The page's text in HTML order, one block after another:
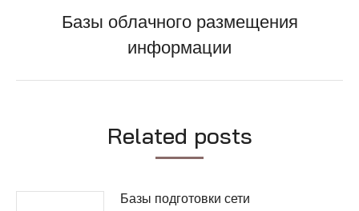
Next
post:
Базы облачного размещения
информации
Related posts
Базы подготовки сети